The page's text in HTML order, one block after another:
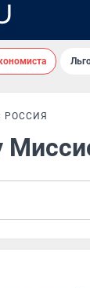
РОССИЯ